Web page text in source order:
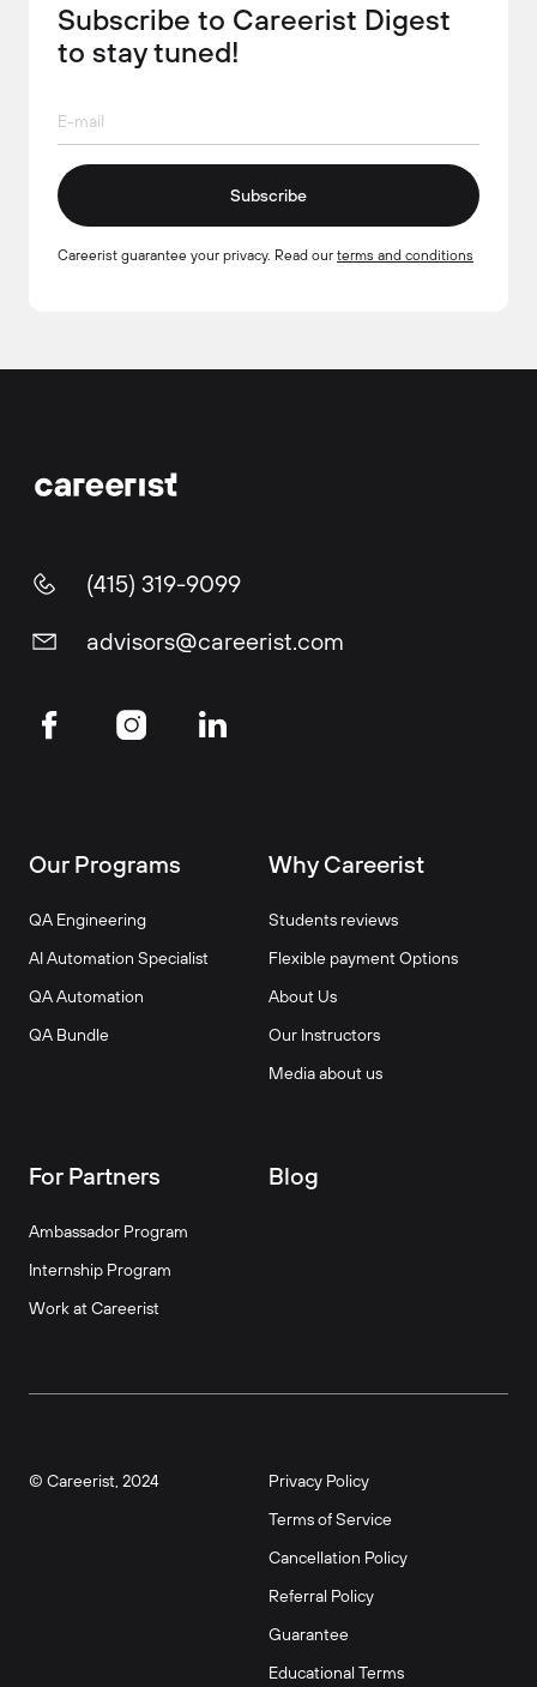
Subscribe to Careerist Digest
to stay tuned!
Subscribe
Careerist guarantee your privacy. Read our terms and conditions
(415) 319-9099
advisors@careerist.com
Our Programs
QA Engineering
AI Automation Specialist
QA Automation
QA Bundle
Why Careerist
Students reviews
Flexible payment Options
About Us
Our Instructors
Media about us
For Partners
Ambassador Program
Internship Program
Work at Careerist
Blog
© Careerist, 2024
Privacy Policy
Terms of Service
Cancellation Policy
Referral Policy
Guarantee
Educational Terms